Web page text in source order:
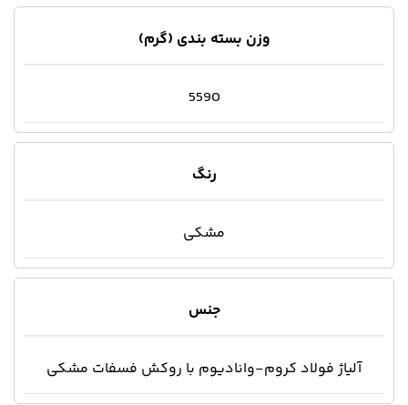
وزن بسته بندی (گرم)
5590
رنگ
مشکی
جنس
آلیاژ فولاد کروم-وانادیوم با روکش فسفات مشکی